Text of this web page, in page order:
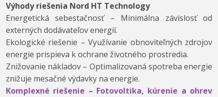
Výhody riešenia Nord HT Technology
Energetická sebestačnosť – Minimálna závislosť od
externých dodávateľov energií.
Ekologické riešenie – Využívanie obnoviteľných zdrojov
energie prispieva k ochrane životného prostredia.
Znižovanie nákladov – Optimalizovaná spotreba energie
znižuje mesačné výdavky na energie.
Komplexné riešenie – Fotovoltika, kúrenie a ohrev